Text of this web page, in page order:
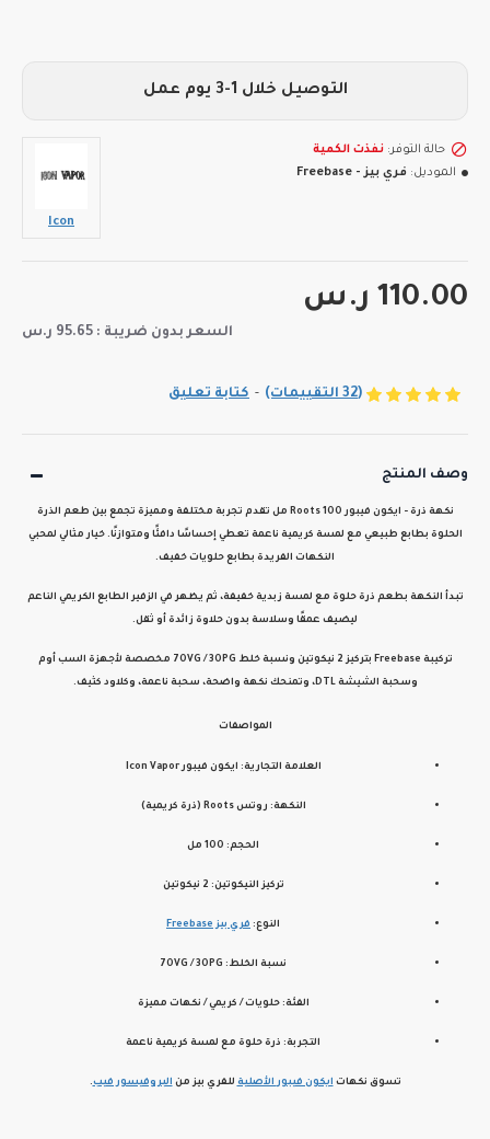
(32 التقييمات) - كتابة تعليق
110.00 ر.س
السعر بدون ضريبة : 95.65 ر.س
حالة التوفر: نفذت الكمية
الموديل: فري بيز - Freebase
Icon
التوصيل خلال 1-3 يوم عمل
وصف المنتج
نكهة ذرة - ايكون فيبور Roots 100 مل تقدم تجربة مختلفة ومميزة تجمع بين طعم الذرة
الحلوة بطابع طبيعي مع لمسة كريمية ناعمة تعطي إحساسًا دافئًا ومتوازنًا. خيار مثالي لمحبي
النكهات الفريدة بطابع حلويات خفيف.
تبدأ النكهة بطعم ذرة حلوة مع لمسة زبدية خفيفة، ثم يظهر في الزفير الطابع الكريمي الناعم
ليضيف عمقًا وسلاسة بدون حلاوة زائدة أو ثقل.
تركيبة Freebase بتركيز 2 نيكوتين ونسبة خلط 70VG / 30PG مخصصة لأجهزة السب أوم
وسحبة الشيشة DTL، وتمنحك نكهة واضحة، سحبة ناعمة، وكلاود كثيف.
المواصفات
العلامة التجارية: ايكون فيبور Icon Vapor
النكهة: روتس Roots (ذرة كريمية)
الحجم: 100 مل
تركيز النيكوتين: 2 نيكوتين
النوع: فري بيز Freebase
نسبة الخلط: 70VG / 30PG
الفئة: حلويات / كريمي / نكهات مميزة
التجربة: ذرة حلوة مع لمسة كريمية ناعمة
تسوق نكهاتايكون فيبورالأصليةللفري بيز منالبروفيسور فيب.